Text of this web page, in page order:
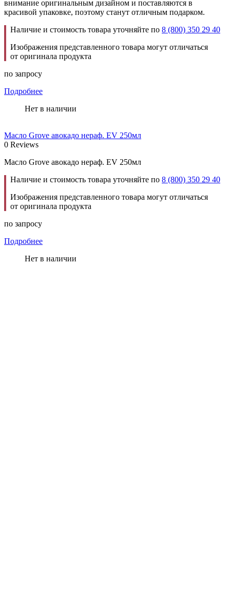
внимание оригинальным дизайном и поставляются в
красивой упаковке, поэтому станут отличным подарком.
Наличие и стоимость товара уточняйте по 8 (800) 350 29 40
Изображения представленного товара могут отличаться
от оригинала продукта
по запросу
Подробнее
Нет в наличии
Масло Grove авокадо нераф. EV 250мл
0 Reviews
Масло Grove авокадо нераф. EV 250мл
Наличие и стоимость товара уточняйте по 8 (800) 350 29 40
Изображения представленного товара могут отличаться
от оригинала продукта
по запросу
Подробнее
Нет в наличии